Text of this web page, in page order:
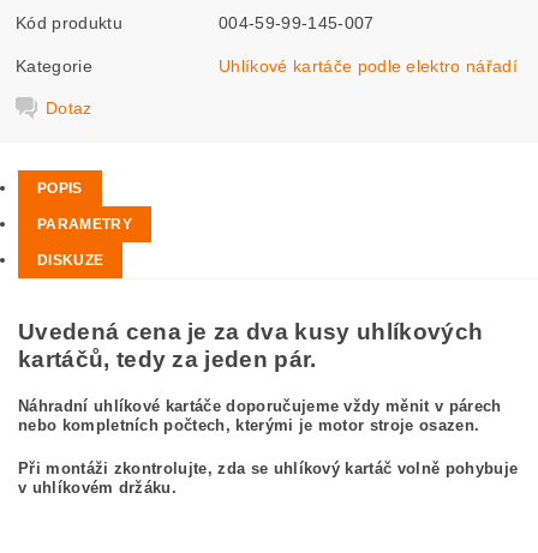
Kód produktu 004-59-99-145-007
Kategorie Uhlíkové kartáče podle elektro nářadí
Dotaz
POPIS
PARAMETRY
DISKUZE
Uvedená cena je za dva kusy uhlíkových
kartáčů, tedy za jeden pár.
Náhradní uhlíkové kartáče doporučujeme vždy měnit v párech
nebo kompletních počtech, kterými je motor stroje osazen.
Při montáži zkontrolujte, zda se uhlíkový kartáč volně pohybuje
v uhlíkovém držáku.